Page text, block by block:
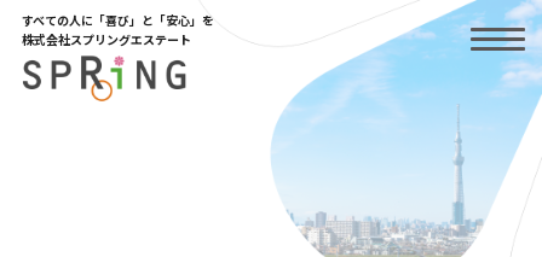
Skip
the
content
すべての人に「喜び」と「安心」を
株式会社スプリングエステート